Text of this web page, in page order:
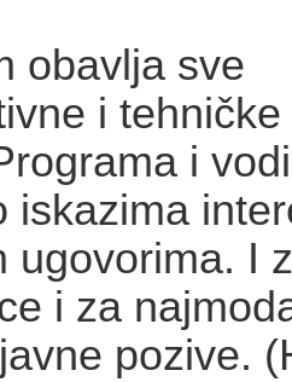
obavlja sve
i
i
iskazima
ugovorima. I
i za
pozive.